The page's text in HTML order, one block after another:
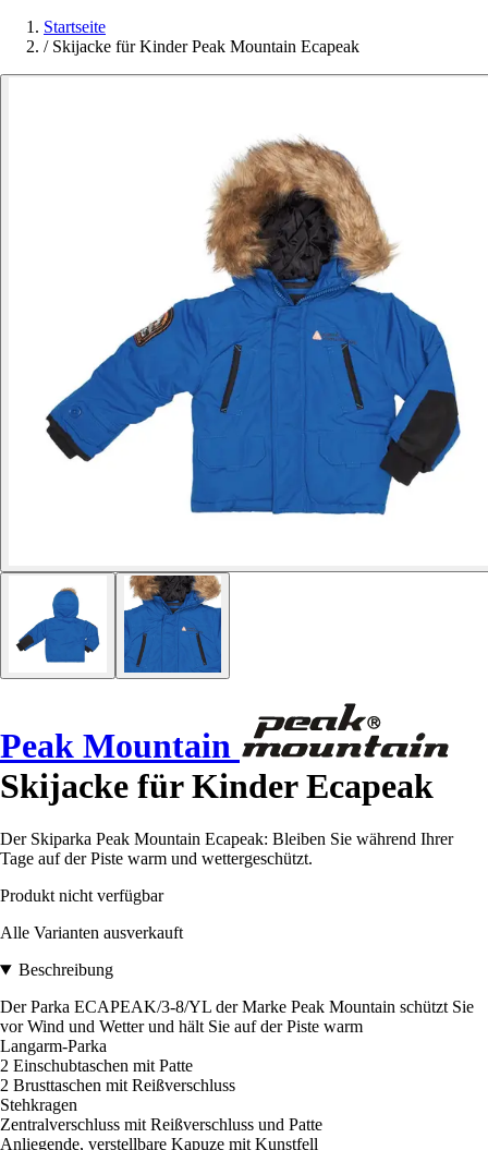
Startseite
/ Skijacke für Kinder Peak Mountain Ecapeak
Peak Mountain
Skijacke für Kinder Ecapeak
Der Skiparka Peak Mountain Ecapeak: Bleiben Sie während Ihrer
Tage auf der Piste warm und wettergeschützt.
Produkt nicht verfügbar
Alle Varianten ausverkauft
Beschreibung
Der Parka ECAPEAK/3-8/YL der Marke Peak Mountain schützt Sie
vor Wind und Wetter und hält Sie auf der Piste warm
Langarm-Parka
2 Einschubtaschen mit Patte
2 Brusttaschen mit Reißverschluss
Stehkragen
Zentralverschluss mit Reißverschluss und Patte
Anliegende, verstellbare Kapuze mit Kunstfell